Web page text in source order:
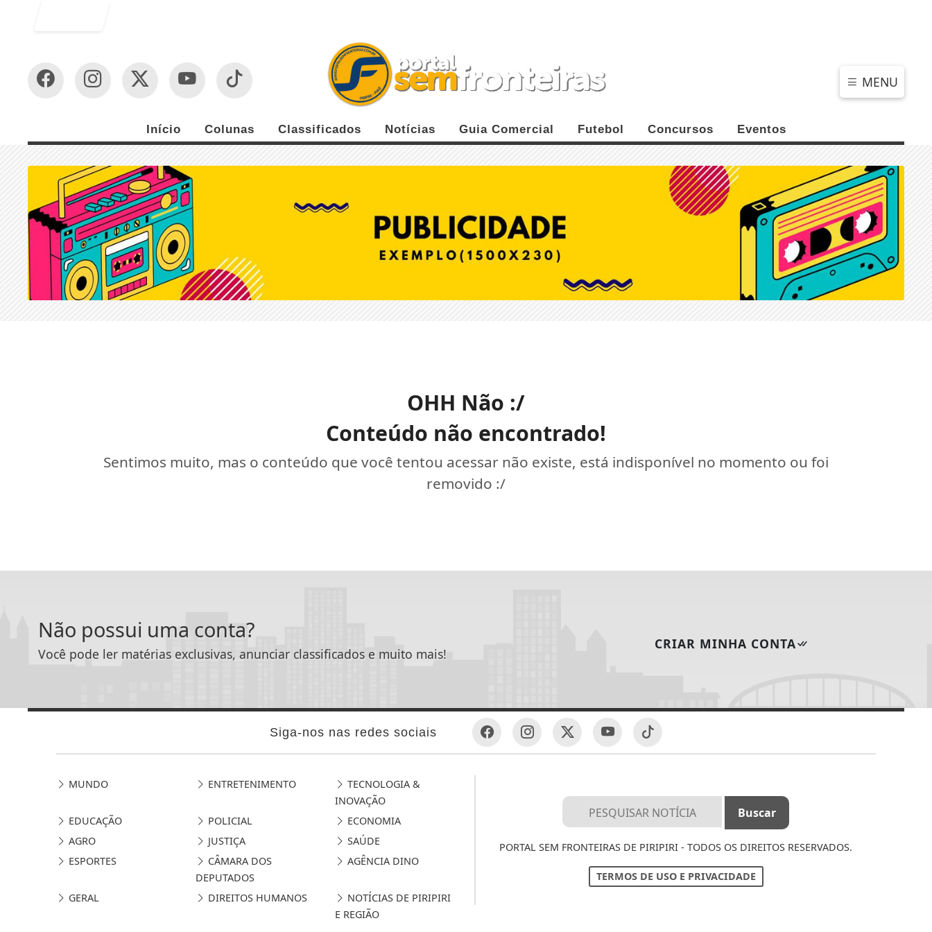
MENU
Início Colunas Classificados Notícias Guia Comercial Futebol Concursos Eventos
OHH Não :/
Conteúdo não encontrado!
Sentimos muito, mas o conteúdo que você tentou acessar não existe, está indisponível no momento ou foi
removido :/
Não possui uma conta?
Você pode ler matérias exclusivas, anunciar classificados e muito mais!
CRIAR MINHA CONTA
Siga-nos nas redes sociais
MUNDO ENTRETENIMENTO
TECNOLOGIA &
INOVAÇÃO
EDUCAÇÃO
POLICIAL
ECONOMIA
AGRO
JUSTIÇA
SAÚDE
ESPORTES
CÂMARA DOS
DEPUTADOS
AGÊNCIA DINO
GERAL DIREITOS HUMANOS
NOTÍCIAS DE PIRIPIRI
E REGIÃO
PORTAL SEM FRONTEIRAS DE PIRIPIRI - TODOS OS DIREITOS RESERVADOS.
TERMOS DE USO E PRIVACIDADE